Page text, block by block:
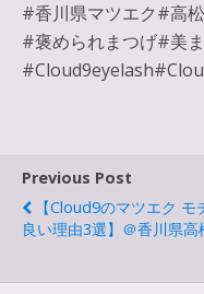
#香川県マツエク#高
#褒められまつげ#美
Previous Post
【Cloud9のマツエク モ
良い理由3選】＠香川県高